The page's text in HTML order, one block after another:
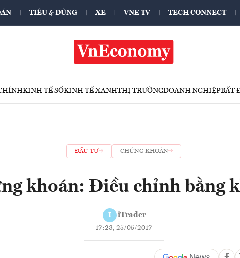
TIÊU & DÙNG XE VNE TV TECH CONNECT
KINH TẾ SỐKINH TẾ XANHTHỊ TRƯỜNGDOANH NGHIỆPBẤT
ĐẦU TƯ CHỨNG KHOÁN
khoán: Điều chỉnh bằng
I iTrader
17:23, 25/05/2017